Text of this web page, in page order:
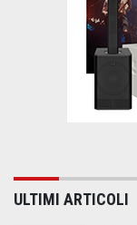
ULTIMI ARTICOLI